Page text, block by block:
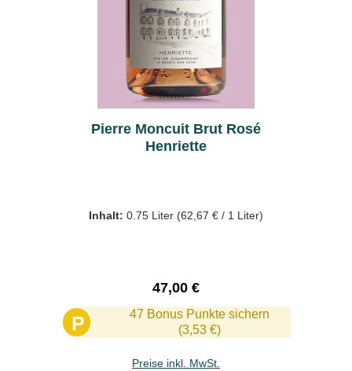
Pierre Moncuit Brut Rosé
Henriette
Inhalt: 0.75 Liter (62,67 € / 1 Liter)
Regulärer Preis:
47,00 €
P
47 Bonus Punkte sichern
(3,53 €)
Preise inkl. MwSt.